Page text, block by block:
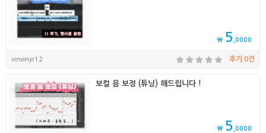
₩ 5 ,0000
vinvinyr12 후기 0건
보컬 음 보정 (튜닝) 해드립니다 !
₩ 5 ,0000